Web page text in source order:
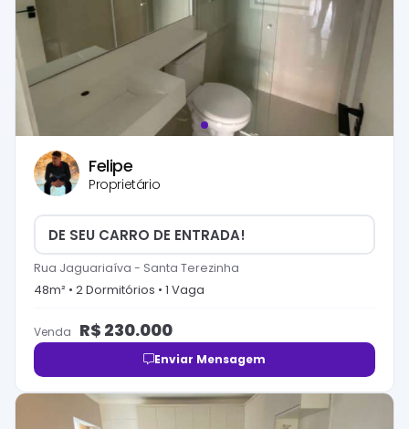
Felipe
Proprietário
DE SEU CARRO DE ENTRADA!
Rua Jaguariaíva - Santa Terezinha
48m² • 2Dormitórios • 1 Vaga
Venda R$ 230.000
Enviar Mensagem